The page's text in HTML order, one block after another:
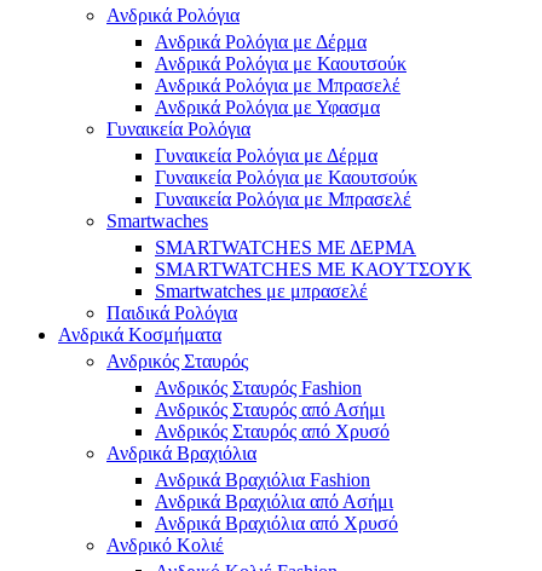
Ανδρικά Ρολόγια
Ανδρικά Ρολόγια με Δέρμα
Ανδρικά Ρολόγια με Καουτσούκ
Ανδρικά Ρολόγια με Μπρασελέ
Ανδρικά Ρολόγια με Υφασμα
Γυναικεία Ρολόγια
Γυναικεία Ρολόγια με Δέρμα
Γυναικεία Ρολόγια με Καουτσούκ
Γυναικεία Ρολόγια με Μπρασελέ
Smartwaches
SMARTWATCHES ΜΕ ΔΕΡΜΑ
SMARTWATCHES ΜΕ ΚΑΟΥΤΣΟΥΚ
Smartwatches με μπρασελέ
Παιδικά Ρολόγια
Ανδρικά Κοσμήματα
Ανδρικός Σταυρός
Ανδρικός Σταυρός Fashion
Ανδρικός Σταυρός από Ασήμι
Ανδρικός Σταυρός από Χρυσό
Ανδρικά Βραχιόλια
Ανδρικά Βραχιόλια Fashion
Ανδρικά Βραχιόλια από Ασήμι
Ανδρικά Βραχιόλια από Χρυσό
Ανδρικό Κολιέ